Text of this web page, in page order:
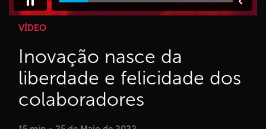
VÍDEO
Inovação nasce da
liberdade e felicidade dos
colaboradores